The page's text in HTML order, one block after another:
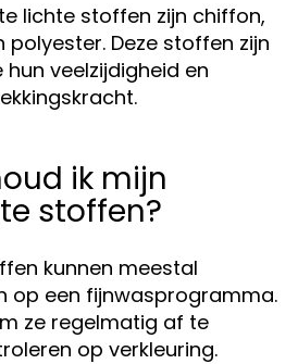
lichte stoffen zijn chiffon,
polyester. Deze stoffen zijn
veelzijdigheid en
ik mijn
stoffen?
kunnen meestal
op een fijnwasprogramma.
ze regelmatig af te
op verkleuring.